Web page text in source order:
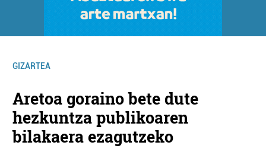
GIZARTEA
Aretoa goraino bete dute
hezkuntza publikoaren
bilakaera ezagutzeko